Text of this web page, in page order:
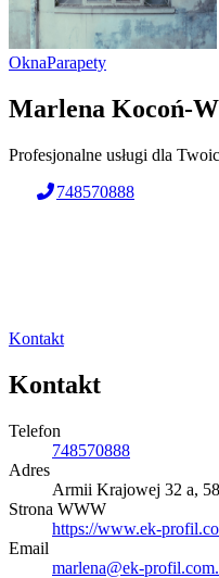
OknaParapety
Marlena Kocoń-
Profesjonalne usługi dla
748570888
Kontakt
Kontakt
Telefon
748570888
Adres
Armii Krajowej 32 a,
Strona WWW
https://www.ek-
Email
marlena@ek-